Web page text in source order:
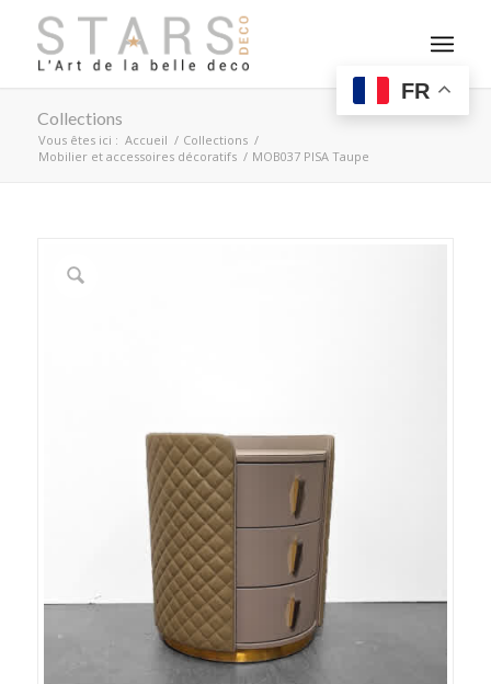
Collections
Vous êtes ici : Accueil / Collections /
Mobilier et accessoires décoratifs / MOB037 PISA Taupe
FR